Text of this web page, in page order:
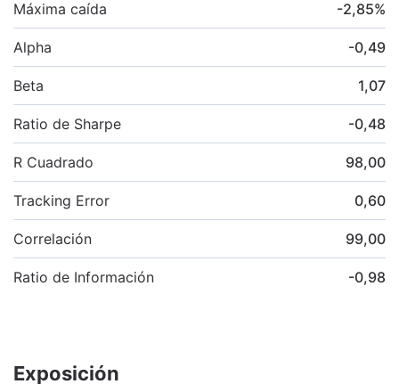
Máxima caída -2,85%
Alpha -0,49
Beta 1,07
Ratio de Sharpe -0,48
R Cuadrado 98,00
Tracking Error 0,60
Correlación 99,00
Ratio de Información -0,98
Exposición